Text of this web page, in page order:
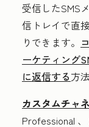
受信したSMS
信トレイで直
りできます。
ーケティング
に返信する方
カスタムチャ
Professional